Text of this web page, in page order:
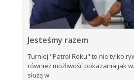
Jesteśmy razem
Turniej "Patrol Roku" to nie tylko
również możliwość pokazania jak
służą w